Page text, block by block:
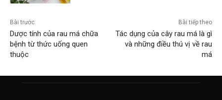
Bài trước
Dược tính của rau má chữa
bệnh từ thức uống quen
thuộc
Bài tiếp theo
Tác dụng của cây rau má là gì
và những điều thú vị về rau
má